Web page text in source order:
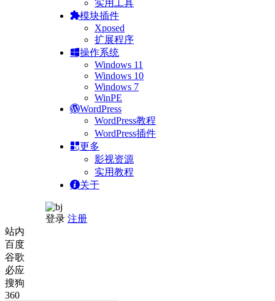
实用工具
模块插件
Xposed
扩展程序
操作系统
Windows 11
Windows 10
Windows 7
WinPE
WordPress
WordPress教程
WordPress插件
更多
影视资源
实用教程
关于
登录 注册
站内
百度
谷歌
必应
搜狗
360